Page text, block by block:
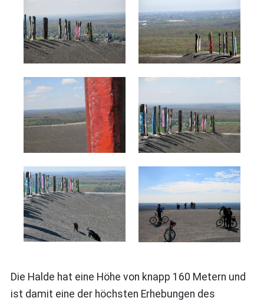
Die Halde hat eine Höhe von knapp 160 Metern und
ist damit eine der höchsten Erhebungen des